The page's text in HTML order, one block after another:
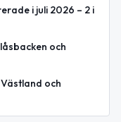
i juli 2026 – 2 i
och
och